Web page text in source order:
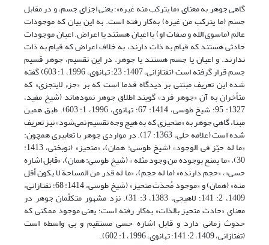
گاهی جوهر به معنای «ما یترکب منه غیره»؛ یعنی اجزای جسم، و در مقابل
جسم (ما یترکب من غیره) به‌کار رفته است. به این بیان که موجودات
عالم (ماسوی الله و صفات او) یا اعیان هستند یا اعراض. اعیان موجودات
حادثی هستند که قیام به ذات دارند، به خلاف اعراض که قیام به ذات
ندارند. و اعیان یا جسم هستند یا جوهر. در این تقسیم، جوهر قسیم
جسم قرار گرفته است (تفتازانی، 1407: 23؛ تهانوى، 1996، ‏1: 603) گفته
شده این تعریف مبتنی بر دیدگاه قدما است که بر «جزء لایتجزی» که
متأخران به آن «جوهر فرد» گویند اطلاق جوهر نموده‏اند (شیخ مفید،
1327: 95؛ شیخ طوسی، 1414: 67؛ تهانوى، 1996، ‏1: 603). طبق همین
مبنا، گاهی جوهر به «متحیزی که به هیچ وجه تقسیم نمی‌شود» نیز تعریف
شده است (علامه حلی، 1363: 17). در مواردی جوهر با تعابیری همچون:
«ما له حیّز فی الوجود» (شیخ طوسی: همان)، «متحیز» (نوبختی، 1413:
30)، «ما یمنع بوجوده من وجود مثله » (شیخ طوسی: همان)، «قابل اشاره
حسی»، «حجم دارنده» (ما له حجم)، «ما له قدر من المساحة لا یکون أقل
منه» (همان) و «موجود مُحدَث متحیز» (شیخ طوسی، 1414: 68؛ تفتازانى،
1409، 2: 141؛ لاهیجى، 1383، 3: 31). نزد مشهور متکلّمان جوهر در
معنای «حادث متحیز بالذات» به‌کار رفته است؛ یعنی موجود ممکنی که
حدوث زمانی دارد و قابل اشاره حسی مستقیم و بی واسطه است
(تفتازانى، 1409، 2: 141؛ تهانوى، 1996، ‏1: 602).